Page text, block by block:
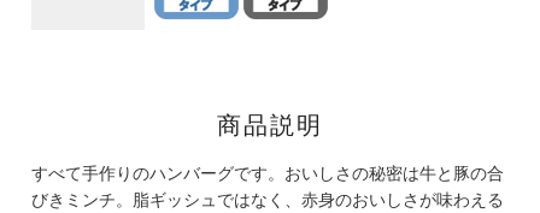
商品説明
すべて手作りのハンバーグです。おいしさの秘密は牛と豚の合
びきミンチ。脂ギッシュではなく、赤身のおいしさが味わえる